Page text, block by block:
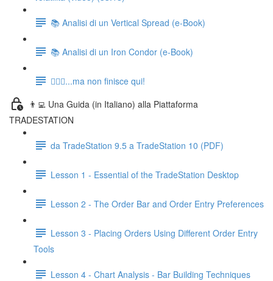
📚 Analisi di un Vertical Spread (e-Book)
📚 Analisi di un Iron Condor (e-Book)
🏃🏻‍♂️...ma non finisce qui!
👨‍💻 Una Guida (in Italiano) alla Piattaforma
TRADESTATION
da TradeStation 9.5 a TradeStation 10 (PDF)
Lesson 1 - Essential of the TradeStation Desktop
Lesson 2 - The Order Bar and Order Entry Preferences
Lesson 3 - Placing Orders Using Different Order Entry
Tools
Lesson 4 - Chart Analysis - Bar Building Techniques